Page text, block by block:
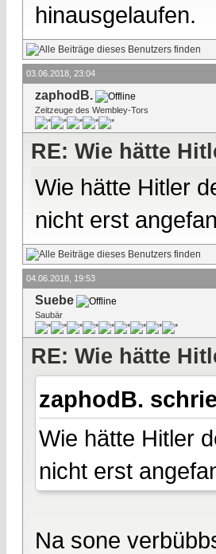
hinausgelaufen.
03.06.2018, 23:04
zaphodB.
Zeitzeuge des Wembley-Tors
RE: Wie hätte
Wie hätte Hitler
nicht erst
04.06.2018, 19:53
Suebe
Saubär
RE: Wie hätte
zaphodB.
Wie hätte Hitler
nicht erst
Na sone